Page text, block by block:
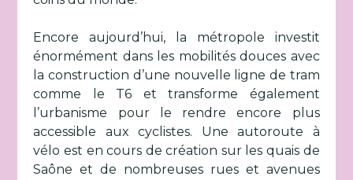
Encore aujourd’hui, la métropole investit
énormément dans les mobilités douces avec
la construction d’une nouvelle ligne de tram
comme le T6 et transforme également
l’urbanisme pour le rendre encore plus
accessible aux cyclistes. Une autoroute à
vélo est en cours de création sur les quais de
Saône et de nombreuses rues et avenues